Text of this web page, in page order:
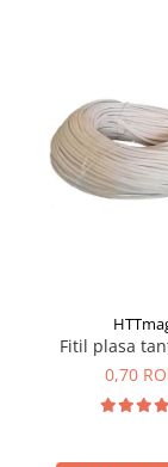
Fitil plasa
0,70